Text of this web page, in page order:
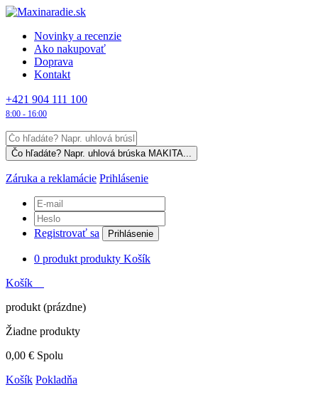
Novinky a recenzie
Ako nakupovať
Doprava
Kontakt
+421 904 111 100
8:00 - 16:00
Záruka a reklamácie Prihlásenie
Registrovať sa Prihlásenie
0 produkt produkty Košík
Košík
produkt (prázdne)
Žiadne produkty
0,00 € Spolu
Košík Pokladňa